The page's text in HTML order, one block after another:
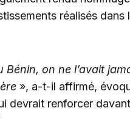
réalisés
Bénin, on ne l’avait
», a-t-il affirmé,
devrait renforcer